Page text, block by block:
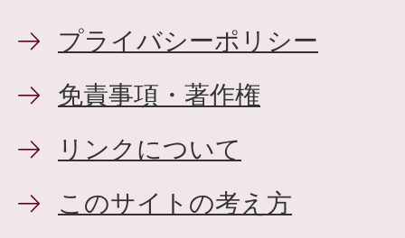
プライバシーポリシー
免責事項・著作権
リンクについて
このサイトの考え方